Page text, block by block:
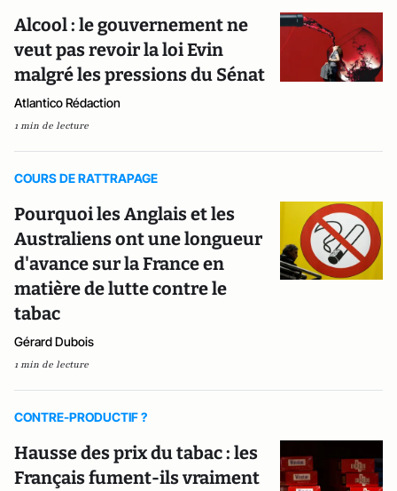
Alcool : le gouvernement ne
veut pas revoir la loi Evin
malgré les pressions du Sénat
Atlantico Rédaction
1 min de lecture
COURS DE RATTRAPAGE
Pourquoi les Anglais et les
Australiens ont une longueur
d'avance sur la France en
matière de lutte contre le
tabac
Gérard Dubois
1 min de lecture
CONTRE-PRODUCTIF ?
Hausse des prix du tabac : les
Français fument-ils vraiment